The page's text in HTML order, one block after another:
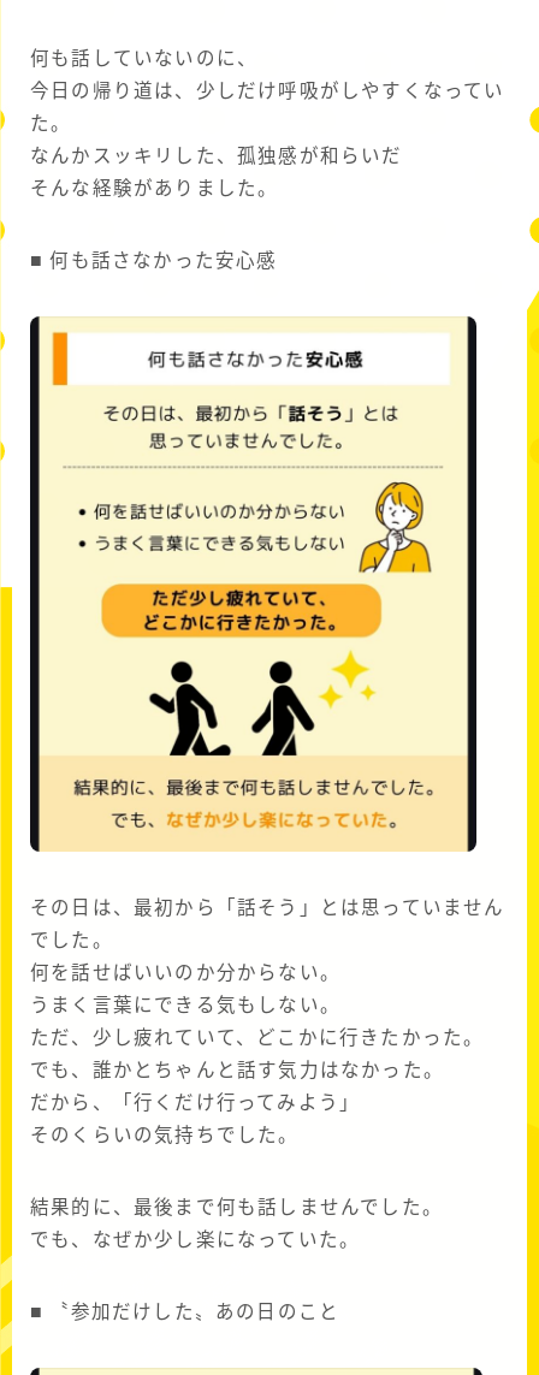
何も話していないのに、
今日の帰り道は、少しだけ呼吸がしやすくなってい
た。
なんかスッキリした、孤独感が和らいだ
そんな経験がありました。
■ 何も話さなかった安心感
その日は、最初から「話そう」とは思っていません
でした。
何を話せばいいのか分からない。
うまく言葉にできる気もしない。
ただ、少し疲れていて、どこかに行きたかった。
でも、誰かとちゃんと話す気力はなかった。
だから、「行くだけ行ってみよう」
そのくらいの気持ちでした。
結果的に、最後まで何も話しませんでした。
でも、なぜか少し楽になっていた。
■ 〝参加だけした〟あの日のこと